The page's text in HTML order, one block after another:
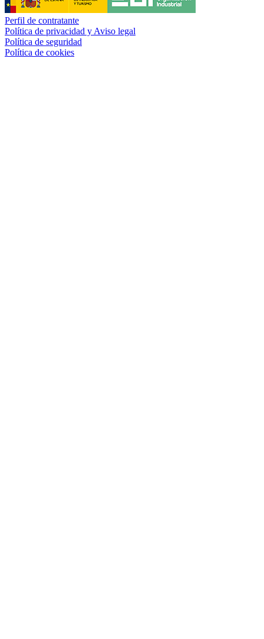
Perfil de contratante
Política de privacidad y Aviso legal
Política de seguridad
Política de cookies